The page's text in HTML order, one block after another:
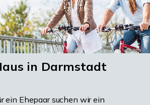
in Darmstadt
ein Ehepaar suchen wir ein